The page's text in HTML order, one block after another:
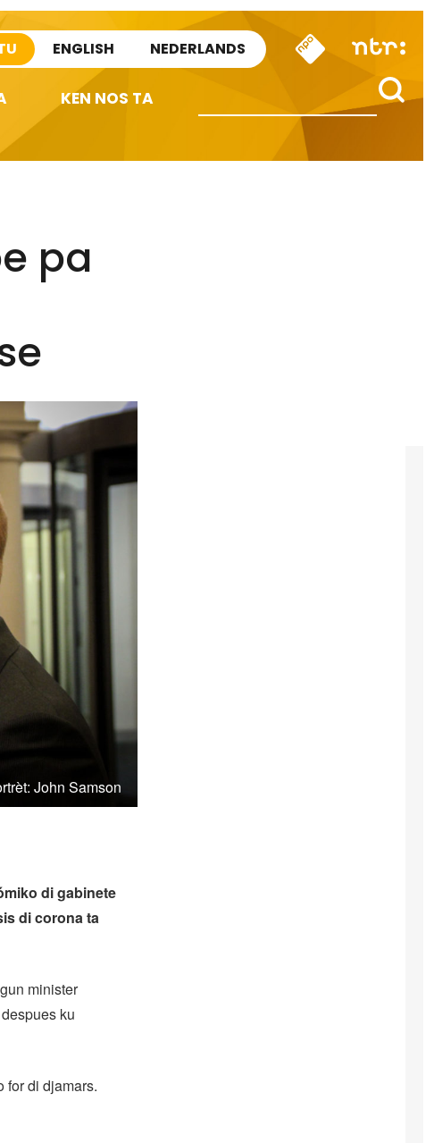
ENGLISH NEDERLANDS
KEN NOS TA
pa
John Samson
di gabinete
di corona ta
minister
ku
for di djamars.